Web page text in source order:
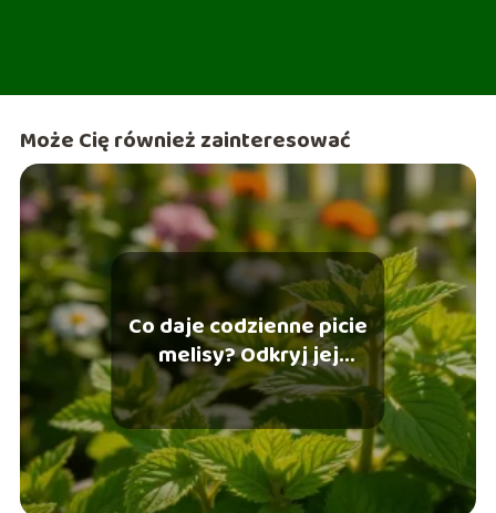
Może Cię również zainteresować
Co daje codzienne picie
melisy? Odkryj jej
zdrowotne korzyści